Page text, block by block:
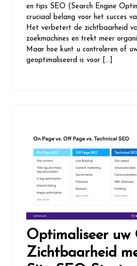
en tips SEO (Search Engine
cruciaal belang voor het succes
Het verbetert de zichtbaarheid
zoekmachines en trekt meer
Maar hoe kunt u controleren of
geoptimaliseerd is voor […]
Optimaliseer uw
Zichtbaarheid